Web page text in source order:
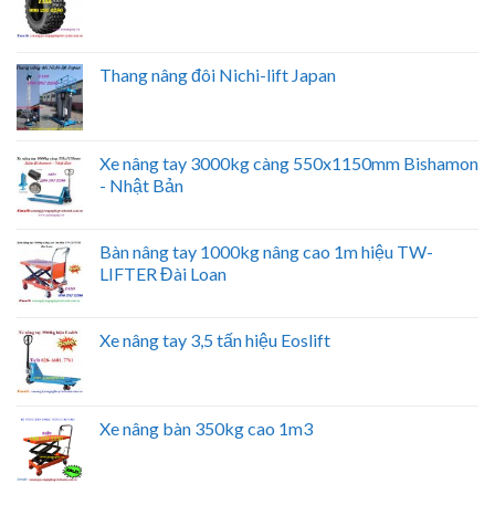
Thang nâng đôi Nichi-lift Japan
Xe nâng tay 3000kg càng 550x1150mm Bishamon
- Nhật Bản
Bàn nâng tay 1000kg nâng cao 1m hiệu TW-
LIFTER Đài Loan
Xe nâng tay 3,5 tấn hiệu Eoslift
Xe nâng bàn 350kg cao 1m3